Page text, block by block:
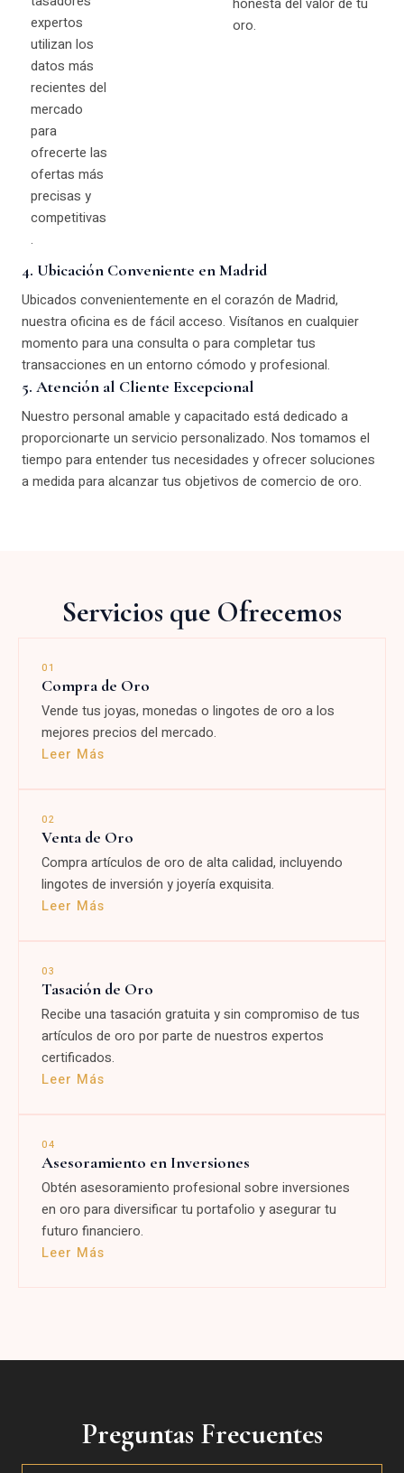
expertos
utilizan los
datos más
recientes del
mercado
para
ofrecerte las
ofertas más
precisas y
competitivas
.
honesta del valor de tu
oro.
4. Ubicación Conveniente en Madrid
Ubicados convenientemente en el corazón de Madrid,
nuestra oficina es de fácil acceso. Visítanos en cualquier
momento para una consulta o para completar tus
transacciones en un entorno cómodo y profesional.
5. Atención al Cliente Excepcional
Nuestro personal amable y capacitado está dedicado a
proporcionarte un servicio personalizado. Nos tomamos el
tiempo para entender tus necesidades y ofrecer soluciones
a medida para alcanzar tus objetivos de comercio de oro.
Servicios que Ofrecemos
01
Compra de Oro
Vende tus joyas, monedas o lingotes de oro a los
mejores precios del mercado.
Leer Más
02
Venta de Oro
Compra artículos de oro de alta calidad, incluyendo
lingotes de inversión y joyería exquisita.
Leer Más
03
Tasación de Oro
Recibe una tasación gratuita y sin compromiso de tus
artículos de oro por parte de nuestros expertos
certificados.
Leer Más
04
Asesoramiento en Inversiones
Obtén asesoramiento profesional sobre inversiones
en oro para diversificar tu portafolio y asegurar tu
futuro financiero.
Leer Más
Preguntas Frecuentes